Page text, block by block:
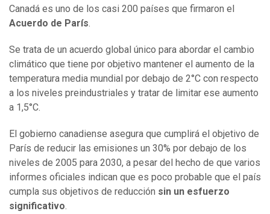
Canadá es uno de los casi 200 países que firmaron el
Acuerdo de París.
Se trata de un acuerdo global único para abordar el cambio
climático que tiene por objetivo mantener el aumento de la
temperatura media mundial por debajo de 2°C con respecto
a los niveles preindustriales y tratar de limitar ese aumento
a 1,5°C.
El gobierno canadiense asegura que cumplirá el objetivo de
París de reducir las emisiones un 30% por debajo de los
niveles de 2005 para 2030, a pesar del hecho de que varios
informes oficiales indican que es poco probable que el país
cumpla sus objetivos de reducción sin un esfuerzo
significativo.